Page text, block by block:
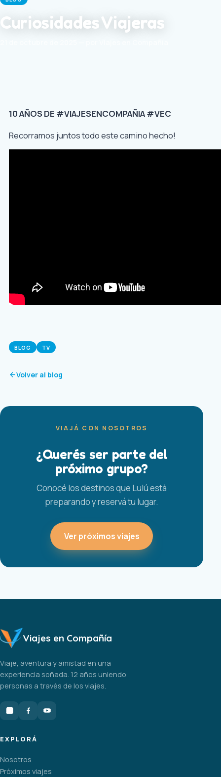
Curiosidades Viajeras
10 AÑOS DE #VIAJESENCOMPAÑIA #VEC
Recorramos juntos todo este camino hecho!
BLOG TV
Volver al blog
VIAJÁ CON NOSOTROS
¿Querés ser parte del
próximo grupo?
Conocé los destinos que Lulú está
preparando y reservá tu lugar.
Ver próximos viajes
Viajes en Compañía
Viaje, aventura y amistad en una
experiencia soñada. 12 años uniendo
personas a través de los viajes.
EXPLORÁ
Nosotros
Próximos viajes